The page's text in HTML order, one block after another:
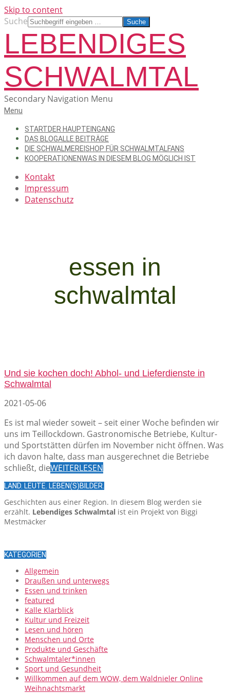
Skip to content
Suche
LEBENDIGES
SCHWALMTAL
Secondary Navigation Menu
Menu
STARTDER HAUPTEINGANG
DAS BLOGALLE BEITRÄGE
DIE SCHWALMEREI SHOP FÜR SCHWALMTALFANS
KOOPERATIONENWAS IN DIESEM BLOG MÖGLICH IST
Kontakt
Impressum
Datenschutz
essen in
schwalmtal
Und sie kochen doch! Abhol- und Lieferdienste in
Schwalmtal
2021-05-06
Es ist mal wieder soweit – seit einer Woche befinden wir
uns im Teillockdown. Gastronomische Betriebe, Kultur-
und Sportstätten dürfen im November nicht öffnen. Was
ich davon halte, dass man ausgerechnet die Betriebe
schließt, dieWEITERLESEN
LAND. LEUTE. LEBEN(S)BILDER.
Geschichten aus einer Region. In diesem Blog werden sie
erzählt. Lebendiges Schwalmtal ist ein Projekt von Biggi
Mestmäcker
KATEGORIEN
Allgemein
Draußen und unterwegs
Essen und trinken
featured
Kalle Klarblick
Kultur und Freizeit
Lesen und hören
Menschen und Orte
Produkte und Geschäfte
Schwalmtaler*innen
Sport und Gesundheit
Willkommen auf dem WOW, dem Waldnieler Online
Weihnachtsmarkt